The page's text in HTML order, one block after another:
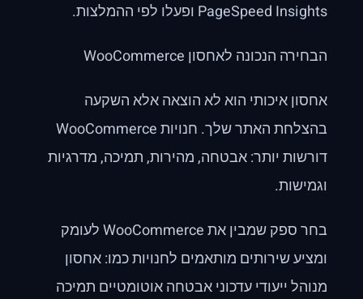
PageSpeed Insights ופעלו לפי ההמלצות.
הבחירה הנכונה לאחסון WooCommerce
אחסון איכותי הוא לא הוצאה אלא השקעה
בהצלחת האתר שלך. חנויות WooCommerce
דורשות יותר: אבטחה, מהירות, תמיכה, מדרגיות
וגמישות.
בחר ספק שמבין את WooCommerce לעומק
ומציע שירותים מותאמים לחנויות כמו: אחסון
מנוהל ייעודי עדכוני אבטחה אוטומטיים תמיכה